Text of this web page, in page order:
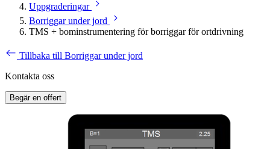
Uppgraderingar
Borriggar under jord
TMS + bominstrumentering för borriggar för ortdrivning
Tillbaka till Borriggar under jord
Kontakta oss
Begär en offert